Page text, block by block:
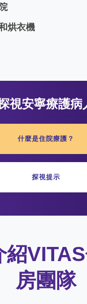
烘衣機
視安寧療護病
什麼是住院療護？
探視提示
紹
房團隊